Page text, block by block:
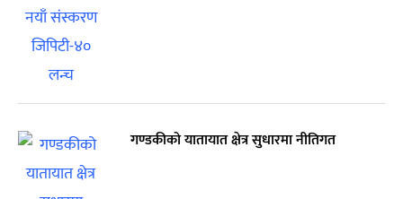
गण्डकीको यातायात क्षेत्र सुधारमा नीतिगत